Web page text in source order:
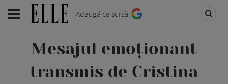
Adaugă ca sursă
Mesajul emoționant
transmis de Cristina